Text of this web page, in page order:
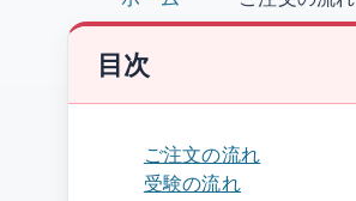
目次
ご注文の流れ
受験の流れ